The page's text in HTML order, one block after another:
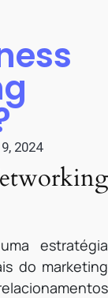
2024
estratégia
do marketing